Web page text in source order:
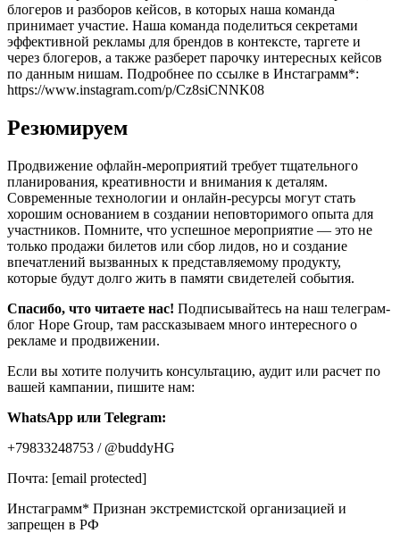
блогеров и разборов кейсов, в которых наша команда
принимает участие. Наша команда поделиться секретами
эффективной рекламы для брендов в контексте, таргете и
через блогеров, а также разберет парочку интересных кейсов
по данным нишам. Подробнее по ссылке в Инстаграмм*:
https://www.instagram.com/p/Cz8siCNNK08
Резюмируем
Продвижение офлайн-мероприятий требует тщательного
планирования, креативности и внимания к деталям.
Современные технологии и онлайн-ресурсы могут стать
хорошим основанием в создании неповторимого опыта для
участников. Помните, что успешное мероприятие — это не
только продажи билетов или сбор лидов, но и создание
впечатлений вызванных к представляемому продукту,
которые будут долго жить в памяти свидетелей события.
Спасибо, что читаете нас! Подписывайтесь на наш телеграм-
блог Hope Group, там рассказываем много интересного о
рекламе и продвижении.
Если вы хотите получить консультацию, аудит или расчет по
вашей кампании, пишите нам:
WhatsApp или Telegram:
+79833248753 / @buddyHG
Почта: [email protected]
Инстаграмм* Признан экстремистской организацией и
запрещен в РФ